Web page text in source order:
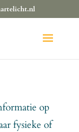
op
fysieke of